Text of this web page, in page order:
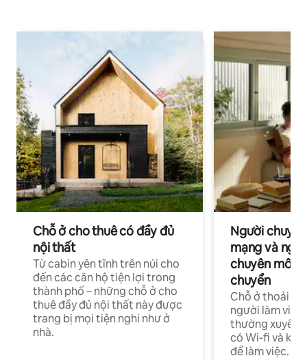
Chỗ ở cho thuê có đầy đủ
nội thất
Từ cabin yên tĩnh trên núi cho
đến các căn hộ tiện lợi trong
thành phố – những chỗ ở cho
thuê đầy đủ nội thất này được
trang bị mọi tiện nghi như ở
nhà.
Người
mạng và
chuyên môn
chuyển
Chỗ ở thoải
người làm việc
thường xuyên
có Wi-fi và
để làm việc.